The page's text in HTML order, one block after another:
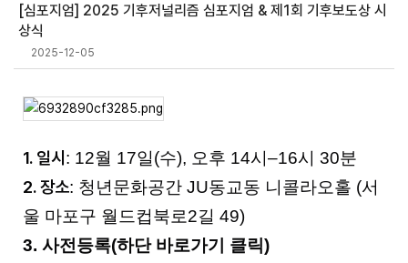
[심포지엄] 2025 기후저널리즘 심포지엄 & 제1회 기후보도상 시
상식
2025-12-05
1. 일시: 12월 17일(수), 오후 14시–16시 30분
2. 장소: 청년문화공간 JU동교동 니콜라오홀 (서
울 마포구 월드컵북로2길 49)
3. 사전등록(하단 바로가기 클릭)